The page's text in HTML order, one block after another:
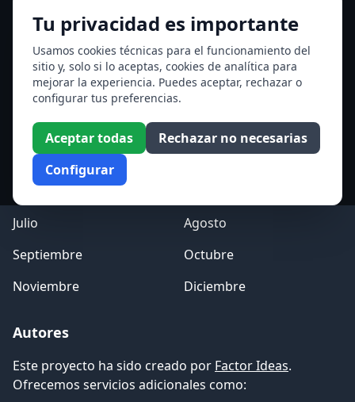
Tu privacidad es importante
Usamos cookies técnicas para el funcionamiento del
sitio y, solo si lo aceptas, cookies de analítica para
mejorar la experiencia. Puedes aceptar, rechazar o
configurar tus preferencias.
Aceptar todas
Rechazar no necesarias
Configurar
Santo Domingo de Guzmán
Ver todos los santos de hoy
Acceso a los Meses
Enero
Febrero
Marzo
Abril
Mayo
Julio
Agosto
Septiembre
Octubre
Noviembre
Diciembre
Autores
Este proyecto ha sido creado por Factor Ideas.
Ofrecemos servicios adicionales como: